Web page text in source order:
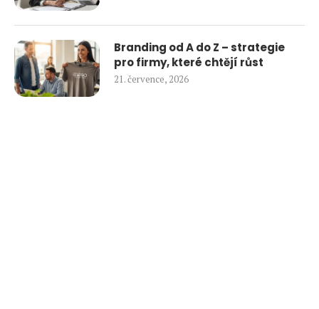
Branding od A do Z – strategie
pro firmy, které chtějí růst
21. července, 2026